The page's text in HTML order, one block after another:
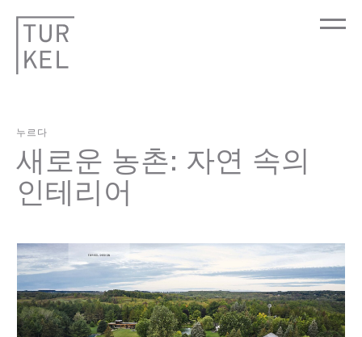
누르다
새로운 농촌: 자연 속의
인테리어